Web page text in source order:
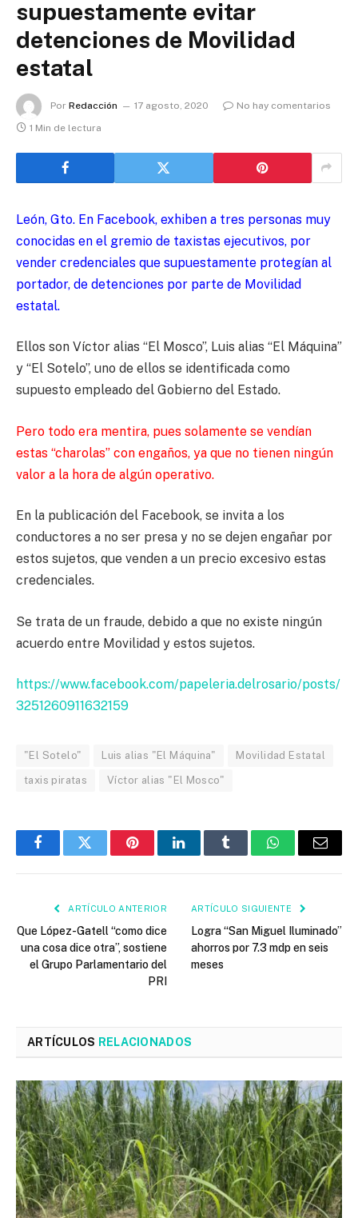
supuestamente evitar
detenciones de Movilidad
estatal
Por Redacción 17 agosto, 2020
No hay comentarios
1 Min de lectura
León, Gto. En Facebook, exhiben a tres personas muy
conocidas en el gremio de taxistas ejecutivos, por
vender credenciales que supuestamente protegían al
portador, de detenciones por parte de Movilidad
estatal.
Ellos son Víctor alias “El Mosco”, Luis alias “El Máquina”
y “El Sotelo”, uno de ellos se identificada como
supuesto empleado del Gobierno del Estado.
Pero todo era mentira, pues solamente se vendían
estas “charolas” con engaños, ya que no tienen ningún
valor a la hora de algún operativo.
En la publicación del Facebook, se invita a los
conductores a no ser presa y no se dejen engañar por
estos sujetos, que venden a un precio excesivo estas
credenciales.
Se trata de un fraude, debido a que no existe ningún
acuerdo entre Movilidad y estos sujetos.
https://www.facebook.com/papeleria.delrosario/posts/
3251260911632159
"El Sotelo" Luis alias "El Máquina" Movilidad Estatal
taxis piratas Víctor alias "El Mosco"
FacebookTwitter PinterestLinkedInTumblr WhatsAppEmail
ARTÍCULO ANTERIOR
Que López-Gatell “como dice
una cosa dice otra”, sostiene
el Grupo Parlamentario del
PRI
ARTÍCULO SIGUIENTE
Logra “San Miguel Iluminado”
ahorros por 7.3 mdp en seis
meses
ARTÍCULOS RELACIONADOS